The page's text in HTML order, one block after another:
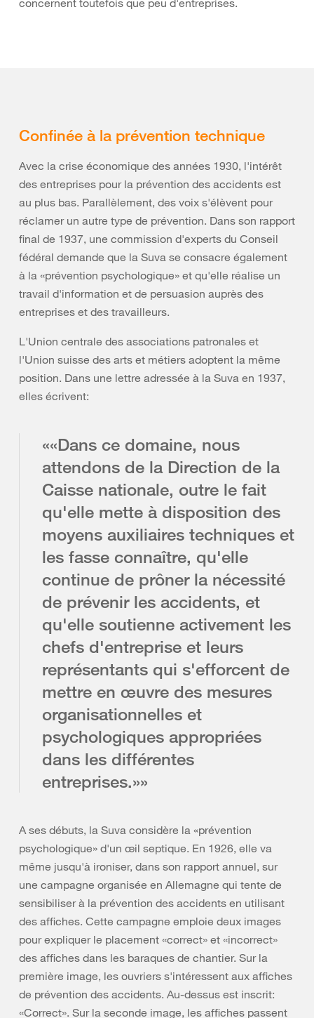
Confinée à la prévention technique
Avec la crise économique des années 1930, l'intérêt
des entreprises pour la prévention des accidents est
au plus bas. Parallèlement, des voix s'élèvent pour
réclamer un autre type de prévention. Dans son rapport
final de 1937, une commission d'experts du Conseil
fédéral demande que la Suva se consacre également
à la «prévention psychologique» et qu'elle réalise un
travail d'information et de persuasion auprès des
entreprises et des travailleurs.
L'Union centrale des associations patronales et
l'Union suisse des arts et métiers adoptent la même
position. Dans une lettre adressée à la Suva en 1937,
elles écrivent:
««Dans ce domaine, nous
attendons de la Direction de la
Caisse nationale, outre le fait
qu'elle mette à disposition des
moyens auxiliaires techniques et
les fasse connaître, qu'elle
continue de prôner la nécessité
de prévenir les accidents, et
qu'elle soutienne activement les
chefs d'entreprise et leurs
représentants qui s'efforcent de
mettre en œuvre des mesures
organisationnelles et
psychologiques appropriées
dans les différentes
entreprises.»»
A ses débuts, la Suva considère la «prévention
psychologique» d'un œil septique. En 1926, elle va
même jusqu'à ironiser, dans son rapport annuel, sur
une campagne organisée en Allemagne qui tente de
sensibiliser à la prévention des accidents en utilisant
des affiches. Cette campagne emploie deux images
pour expliquer le placement «correct» et «incorrect»
des affiches dans les baraques de chantier. Sur la
première image, les ouvriers s'intéressent aux affiches
de prévention des accidents. Au-dessus est inscrit:
«Correct». Sur la seconde image, les affiches passent